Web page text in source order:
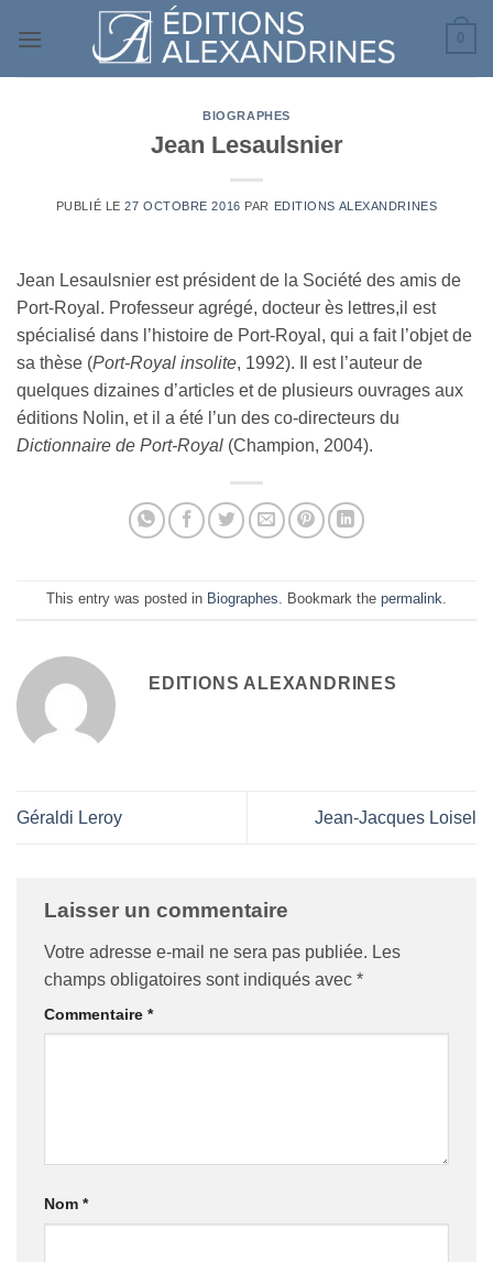
BIOGRAPHES
Jean Lesaulsnier
PUBLIÉ LE27 OCTOBRE 2016 PAR EDITIONS ALEXANDRINES
Jean Lesaulsnier est président de la Société des amis de
Port-Royal. Professeur agrégé, docteur ès lettres,il est
spécialisé dans l’histoire de Port-Royal, qui a fait l’objet de
sa thèse (Port-Royal insolite, 1992). Il est l’auteur de
quelques dizaines d’articles et de plusieurs ouvrages aux
éditions Nolin, et il a été l’un des co-directeurs du
Dictionnaire de Port-Royal (Champion, 2004).
This entry was posted in Biographes . Bookmark the permalink
EDITIONS ALEXANDRINES
Géraldi Leroy Jean-Jacques Loisel
Laisser un commentaire
Votre adresse e-mail ne sera pas publiée. Les
champs obligatoires sont indiqués avec *
Commentaire *
Nom *